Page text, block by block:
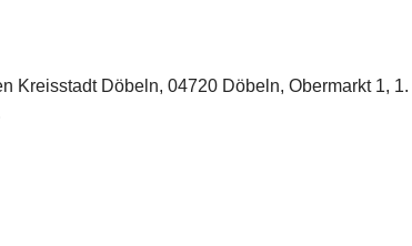
Kreisstadt Döbeln, 04720 Döbeln, Obermarkt 1, 1.